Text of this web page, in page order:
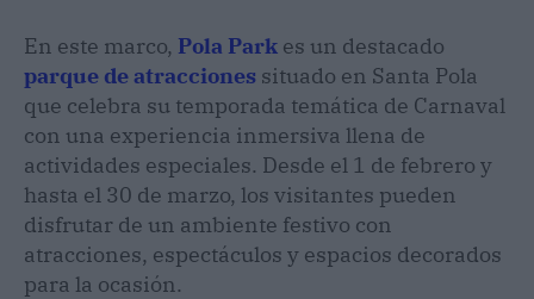
En este marco, Pola Park es un destacado
parque de atracciones situado en Santa Pola
que celebra su temporada temática de Carnaval
con una experiencia inmersiva llena de
actividades especiales. Desde el 1 de febrero y
hasta el 30 de marzo, los visitantes pueden
disfrutar de un ambiente festivo con
atracciones, espectáculos y espacios decorados
para la ocasión.